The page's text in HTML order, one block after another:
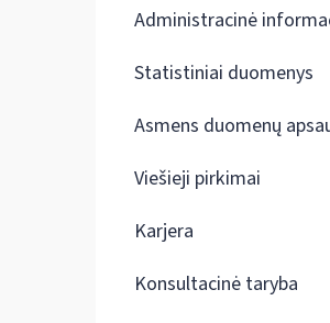
Administracinė
Statistiniai duomenys
Asmens duomenų
Viešieji pirkimai
Karjera
Konsultacinė taryba